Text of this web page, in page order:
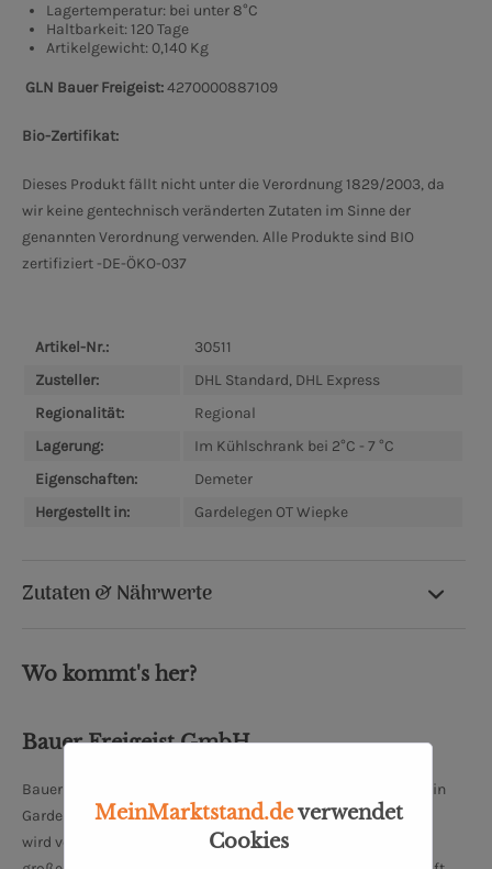
Lagertemperatur: bei unter 8°C
Haltbarkeit: 120 Tage
Artikelgewicht: 0,140 Kg
GLN Bauer Freigeist:4270000887109
Bio-Zertifikat:
Dieses Produkt fällt nicht unter die Verordnung 1829/2003, da
wir keine gentechnisch veränderten Zutaten im Sinne der
genannten Verordnung verwenden. Alle Produkte sind BIO
zertifiziert -DE-ÖKO-037
Artikel-Nr.:
30511
Zusteller:
DHL Standard, DHL Express
Regionalität:
Regional
Lagerung:
Im Kühlschrank bei 2°C - 7 °C
Eigenschaften:
Demeter
Hergestellt in:
Gardelegen OT Wiepke
Zutaten & Nährwerte
Wo kommt's her?
Bauer Freigeist GmbH
Bauer Freigeist GmbH ist eine Molkerei und Käserei mit Sitz in
Gardelegen OT Wiepke, Sachsen-Anhalt. Der Familienbetrieb
wird von Linda Becker und Tilmann Dreysse geführt und legt
MeinMarktstand.deverwendet
Cookies